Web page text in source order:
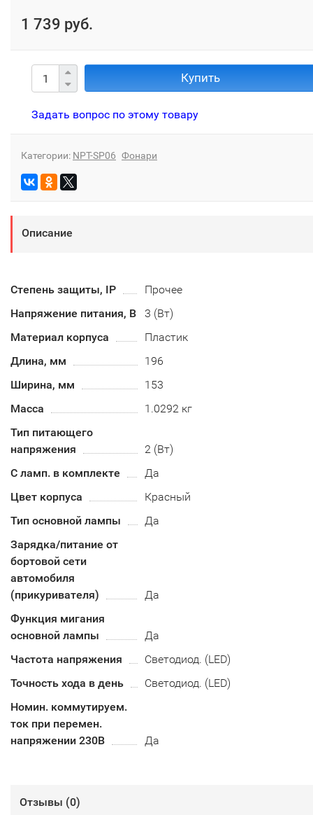
1 739 руб.
Купить
Задать вопрос по этому товару
Категории: NPT-SP06 Фонари
Описание
Степень защиты, IP
Прочее
Напряжение питания, В
3 (Вт)
Материал корпуса
Пластик
Длина, мм
196
Ширина, мм
153
Масса
1.0292 кг
Тип питающего
напряжения
2 (Вт)
С ламп. в комплекте
Да
Цвет корпуса
Красный
Тип основной лампы
Да
Зарядка/питание от
бортовой сети
автомобиля
(прикуривателя)
Да
Функция мигания
основной лампы
Да
Частота напряжения
Светодиод. (LED)
Точность хода в день
Светодиод. (LED)
Номин. коммутируем.
ток при перемен.
напряжении 230В
Да
Отзывы (0)